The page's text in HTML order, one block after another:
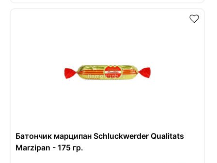
Батончик марципан Schluckwerder Qualitats
Marzipan - 175 гр.